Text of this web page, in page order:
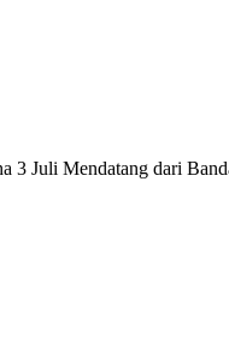
3 Juli Mendatang dari